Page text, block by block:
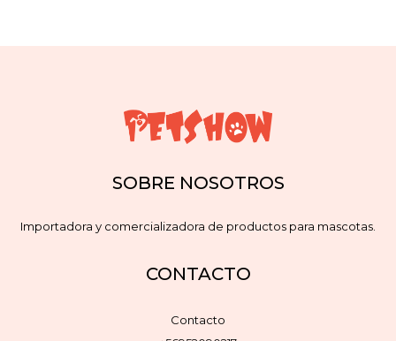
SOBRE NOSOTROS
Importadora y comercializadora de productos para mascotas.
CONTACTO
Contacto